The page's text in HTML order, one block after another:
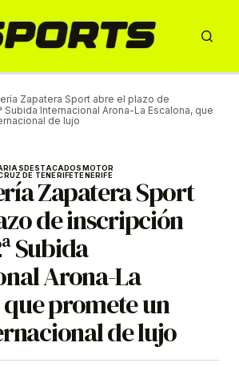
Zapatera Sport abre el plazo de
Subida Internacional Arona-La Escalona, que
de lujo
DESTACADOSMOTOR
DE TENERIFETENERIFE
Zapatera Sport
de inscripción
Subida
Arona-La
promete un
de lujo